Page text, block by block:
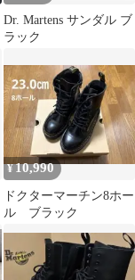
Dr. Martens サンダル ブ
ラック
¥10,990
ドクターマーチン8ホー
ル ブラック